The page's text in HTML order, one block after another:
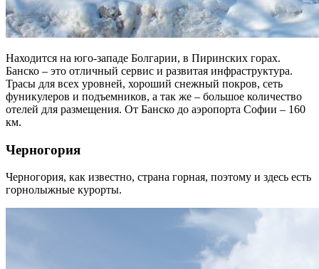
Находится на юго-западе Болгарии, в Пиринских горах.
Банско – это отличный сервис и развитая инфраструктура.
Трасы для всех уровней, хороший снежный покров, сеть
фуникулеров и подъемников, а так же – большое количество
отелей для размещения. От Банско до аэропорта Софии – 160
км.
Черногория
Черногория, как известно, страна горная, поэтому и здесь есть
горнолыжные курорты.